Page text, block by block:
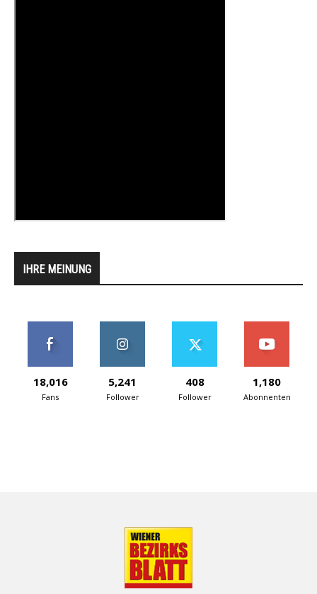
IHRE MEINUNG
18,016
Fans
5,241
Follower
408
Follower
1,180
Abonnenten